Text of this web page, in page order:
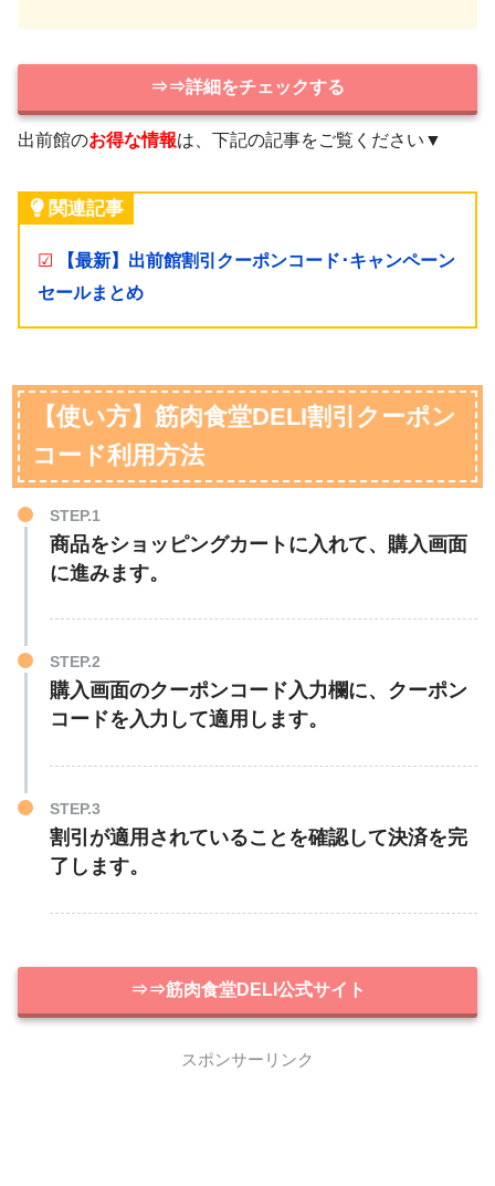
⇒⇒詳細をチェックする
出前館のお得な情報は、下記の記事をご覧ください▼
関連記事
☑
【最新】出前館割引クーポンコード･キャンペーン
セールまとめ
【使い方】筋肉食堂DELI割引クーポン
コード利用方法
STEP.1
商品をショッピングカートに入れて、購入画面
に進みます。
STEP.2
購入画面のクーポンコード入力欄に、クーポン
コードを入力して適用します。
STEP.3
割引が適用されていることを確認して決済を完
了します。
⇒⇒筋肉食堂DELI公式サイト
スポンサーリンク